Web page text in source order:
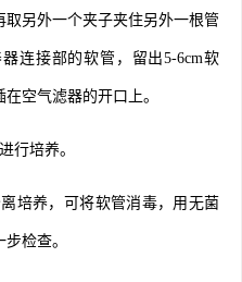
另外一个夹子夹住另外一根管
连接部的软管，留出5-6cm软
空气滤器的开口上。
行培养。
培养，可将软管消毒，用无菌
检查。